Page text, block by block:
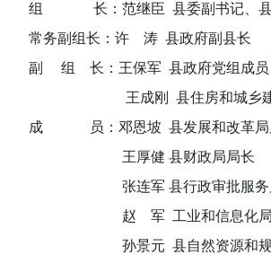
组 长： 范继臣 县委副书记、
常务副组长： 许 涛 县政府副县长
副 组 长： 王保军 县政府党组成
王成刚 县住房和城乡
成
员 ： 邓恩坡 县发展和改革
王厚健 县财政局局长
张连军 县行政审批服务
赵 军 工业和信息化局
孙景元 县自然资源和规